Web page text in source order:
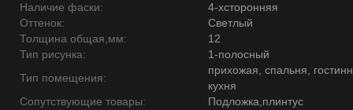
Наличие фаски:
4-хсторонняя
Оттенок:
Светлый
Толщина общая,мм:
12
Тип рисунка:
1-полосный
Тип помещения:
прихожая, спальня,
кухня
Сопутствующие товары:
Подложка,плинтус